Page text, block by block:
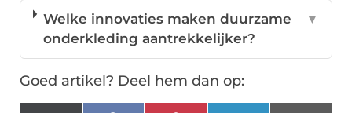
Welke innovaties maken duurzame
onderkleding aantrekkelijker?
▼
Goed artikel? Deel hem dan op: